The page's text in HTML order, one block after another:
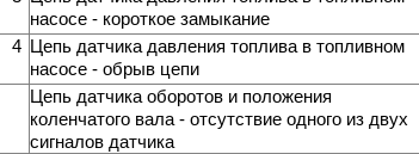
насосе - короткое замыкание
4 Цепь датчика давления топлива в топливном
насосе - обрыв цепи
Цепь датчика оборотов и положения
коленчатого вала - отсутствие одного из двух
сигналов датчика